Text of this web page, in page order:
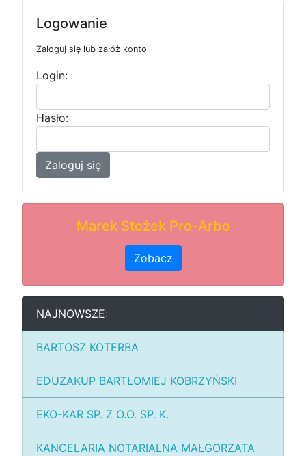
Logowanie
Zaloguj się lub załóż konto
Login:
Hasło:
Zaloguj się
Marek Stożek Pro-Arbo
Zobacz
NAJNOWSZE:
BARTOSZ KOTERBA
EDUZAKUP BARTŁOMIEJ KOBRZYŃSKI
EKO-KAR SP. Z O.O. SP. K.
KANCELARIA NOTARIALNA MAŁGORZATA